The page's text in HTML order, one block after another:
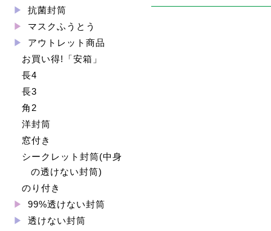
抗菌封筒
マスクふうとう
アウトレット商品
お買い得!「安箱」
長4
長3
角2
洋封筒
窓付き
シークレット封筒(中身
の透けない封筒)
のり付き
99%透けない封筒
透けない封筒